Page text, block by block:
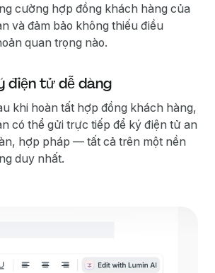
cường hợp đồng khách hàng của
và đảm bảo không thiếu điều
quan trọng nào.
điện tử dễ dàng
khi hoàn tất hợp đồng khách hàng,
có thể gửi trực tiếp để ký điện tử an
hợp pháp — tất cả trên một nền
duy nhất.